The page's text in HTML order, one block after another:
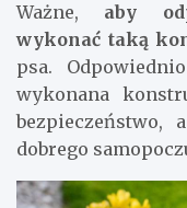
Ważne, aby
wykonać taką
psa.
wykonana
dobrego